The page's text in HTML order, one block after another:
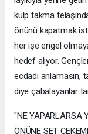
kulp takma
önünü kapatmak
her işe engel
hedef alıyor.
ecdadı anlamasın,
diye çabalayanlar
"NE YAPARLARSA
ÖNÜNE SET